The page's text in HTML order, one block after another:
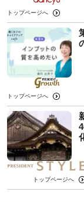
トップページへ
トップページへ
トップページへ